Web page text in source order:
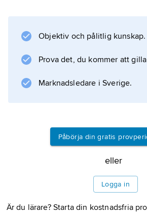
Objektiv och pålitlig kunskap.
Prova det, du kommer att
Marknadsledare i Sverige.
Påbörja din gratis
eller
Logga in
Är du lärare? Starta din kostnadsfria